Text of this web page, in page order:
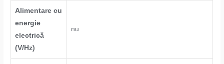
Alimentare cu
energie
electrică
(V/Hz)
nu